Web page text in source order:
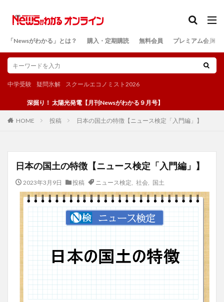
「Newsがわかる」とは？ 購入・定期購読 無料会員 プレミアム会員
中学受験 疑問氷解 スクールエコノミスト2026
深掘り！ 太陽光発電【月刊Newsがわかる９月号】
HOME 投稿 日本の国土の特徴【ニュース検定「入門編」】
日本の国土の特徴【ニュース検定「入門編」】
2023年3月9日 投稿 ニュース検定 社会, 国土
検索